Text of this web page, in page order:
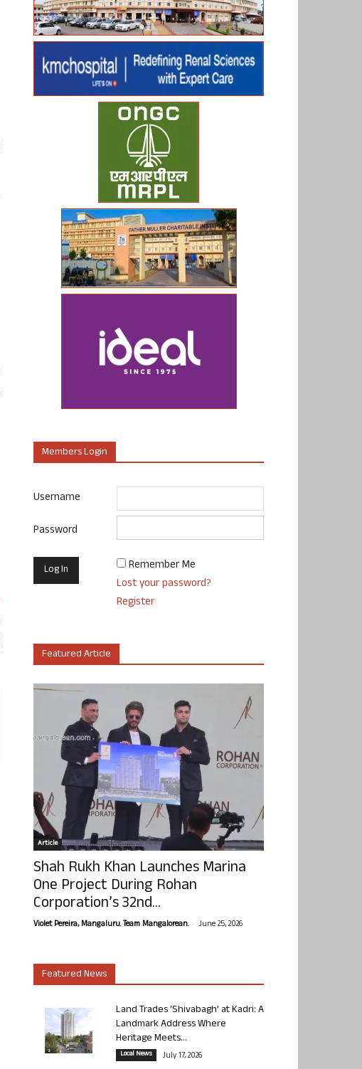
Members Login
Username
Password
Remember Me
Lost your password?
Register
Featured Article
Article
Shah Rukh Khan Launches Marina
One Project During Rohan
Corporation’s 32nd...
Violet Pereira, Mangaluru. Team Mangalorean. - June 25, 2026
Featured News
Land Trades ‘Shivabagh’ at Kadri: A
Landmark Address Where
Heritage Meets...
Local News July 17, 2026